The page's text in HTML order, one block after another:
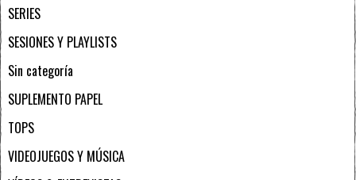
SERIES
SESIONES Y PLAYLISTS
Sin categoría
SUPLEMENTO PAPEL
TOPS
VIDEOJUEGOS Y MÚSICA